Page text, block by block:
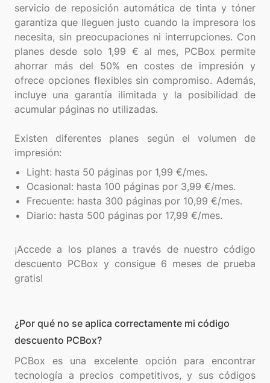
servicio de reposición automática de tinta y tóner
garantiza que lleguen justo cuando la impresora los
necesita, sin preocupaciones ni interrupciones. Con
planes desde solo 1,99 € al mes, PCBox permite
ahorrar más del 50% en costes de impresión y
ofrece opciones flexibles sin compromiso. Además,
incluye una garantía ilimitada y la posibilidad de
acumular páginas no utilizadas.
Existen diferentes planes según el volumen de
Light: hasta 50 páginas por 1,99 €/mes.
Ocasional: hasta 100 páginas por 3,99 €/mes.
Frecuente: hasta 300 páginas por 10,99 €/mes.
Diario: hasta 500 páginas por 17,99 €/mes.
¡Accede a los planes a través de nuestro código
descuento PCBox y consigue 6 meses de prueba
¿Por qué no se aplica correctamente mi código
descuento PCBox?
PCBox es una excelente opción para encontrar
tecnología a precios competitivos, y sus códigos